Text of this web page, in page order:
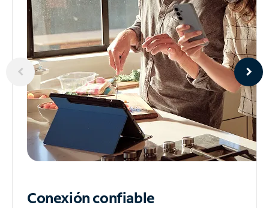
Conexión confiable